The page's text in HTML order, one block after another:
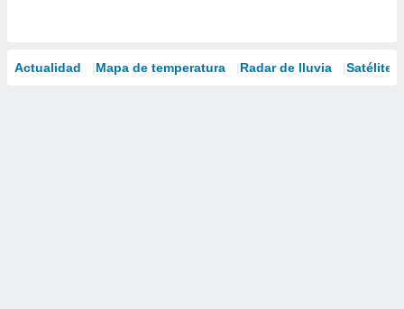
Actualidad Mapa de temperatura Radar de lluvia Satélites